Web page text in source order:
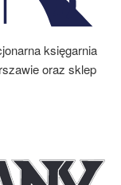
księgarnia
oraz sklep